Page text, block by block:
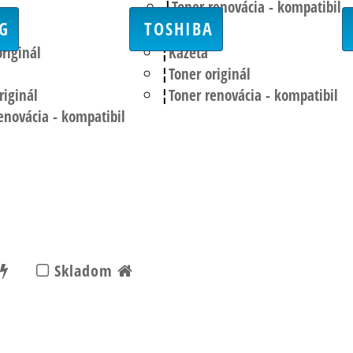
Toner renovácia - kompatibil
- kompatibil
TOSHIBA
Kazeta
Toner originál
Toner renovácia - kompatibil
Skladom